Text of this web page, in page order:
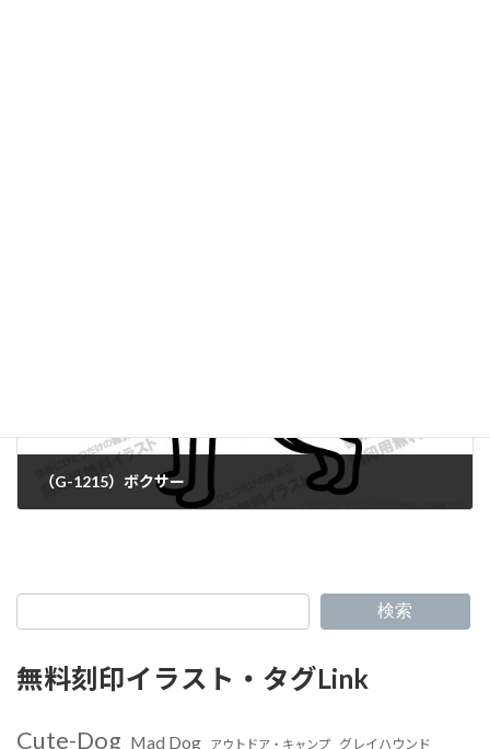
（G-1215）ボクサー
検索
無料刻印イラスト・タグLink
Cute-Dog Mad Dog アウトドア・キャンプ
グレイハウンド